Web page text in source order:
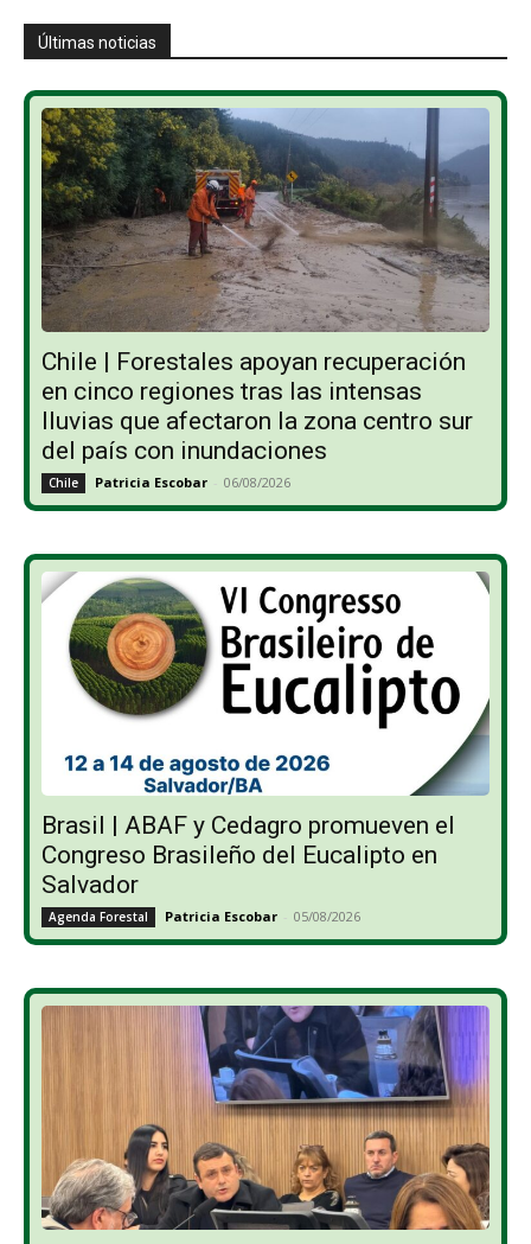
Últimas noticias
Chile | Forestales apoyan recuperación
en cinco regiones tras las intensas
lluvias que afectaron la zona centro sur
del país con inundaciones
Chile Patricia Escobar - 06/08/2026
Brasil | ABAF y Cedagro promueven el
Congreso Brasileño del Eucalipto en
Salvador
Agenda Forestal Patricia Escobar - 05/08/2026